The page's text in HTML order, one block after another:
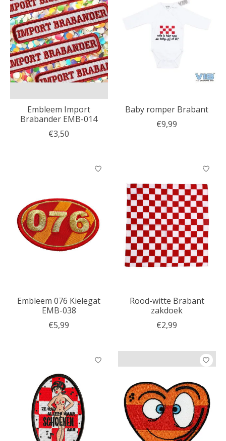
Embleem Import
Brabander EMB-014
€3,50
Baby romper Brabant
€9,99
Embleem 076 Kielegat
EMB-038
€5,99
Rood-witte Brabant
zakdoek
€2,99